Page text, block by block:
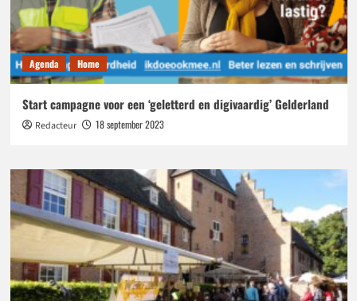
Agenda Home
Start campagne voor een ‘geletterd en digivaardig’ Gelderland
Redacteur 18 september 2023